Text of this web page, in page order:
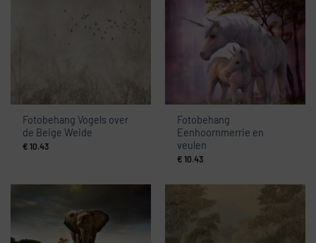
Fotobehang Vogels over
de Beige Weide
€ 10.43
Fotobehang
Eenhoornmerrie en
veulen
€ 10.43